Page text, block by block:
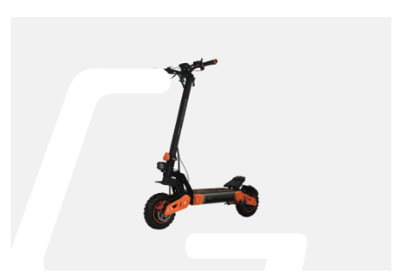
Электросамокат Kugoo G4 Max — это
флагманская модель для тех, кто ищет
максимум мощности, скорости и проходимости.
Два двигателя, полный привод и усиленная